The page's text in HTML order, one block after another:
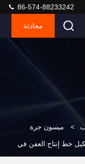
86-574-88233242
محادثة
> ميسون جرة
خط إنتاج العفن في